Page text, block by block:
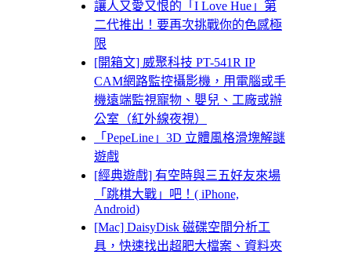
讓人又愛又恨的「I Love Hue」第
二代推出！要再次挑戰你的色感極
限
[開箱文] 威聚科技 PT-541R IP
CAM網路監控攝影機，用電腦或手
機遠端監視寵物、嬰兒、工廠或辦
公室（紅外線夜視）
「PepeLine」3D 立體風格滑塊解謎
遊戲
[經典遊戲] 有空時與三五好友來場
「跳棋大戰」吧！( iPhone,
Android)
[Mac] DaisyDisk 磁碟空間分析工
具，快速找出超肥大檔案、資料夾